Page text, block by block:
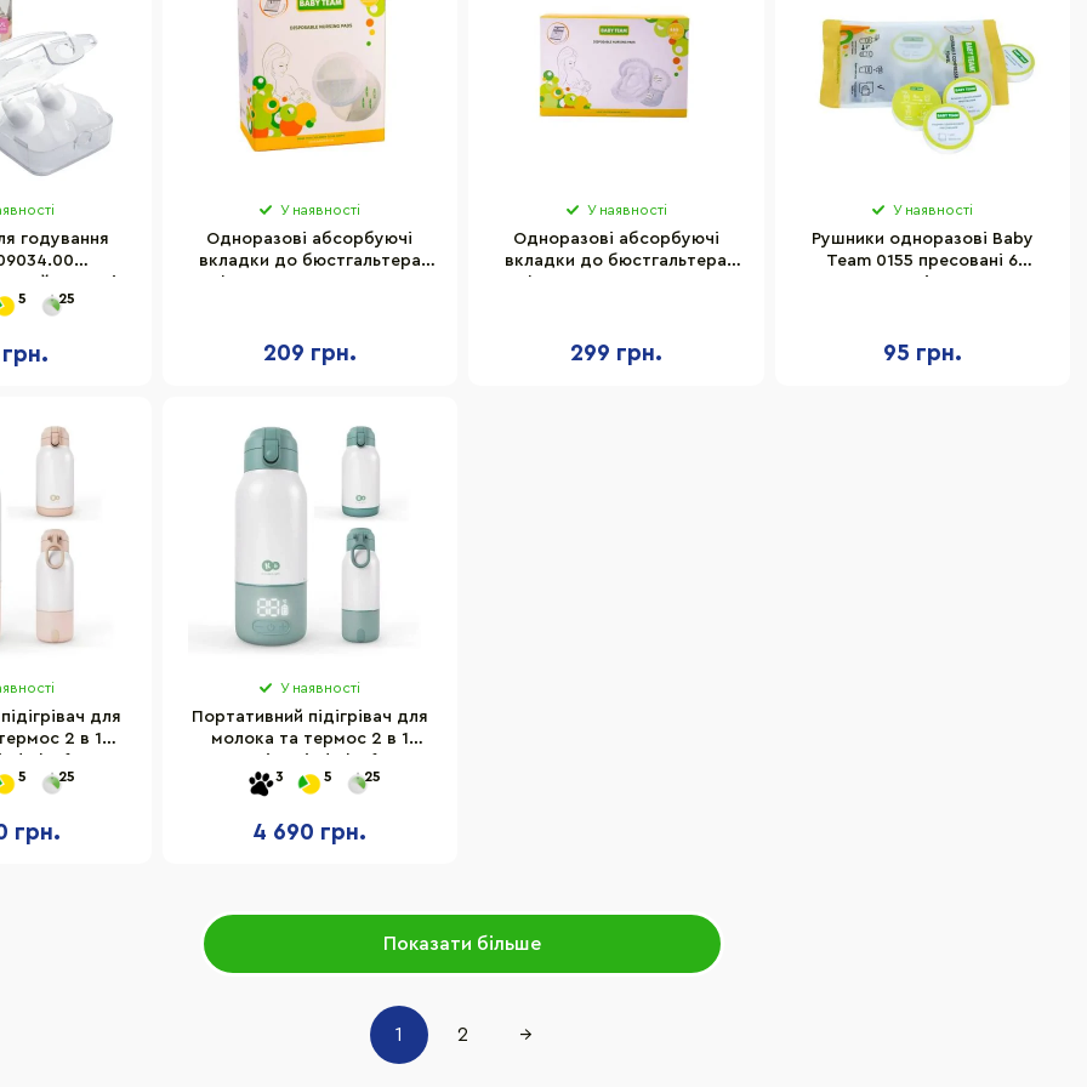
годування
L5 25
У наявності
Одноразові абсорбуючі
вкладки до бюстгальтера
209 грн.
У наявності
Одноразові абсорбуючі
вкладки до бюстгальтера
299 грн.
У наявності
Рушники одноразові Baby
Team 0155 пресовані 6
95 грн.
для
2 в 1
Beige
5 25
грн.
У наявності
Портативний підігрівач для
молока та термос 2 в 1
KEGAJA00GRE0000 Green
3 5 25
4 690 грн.
Показати більше
1 2 →